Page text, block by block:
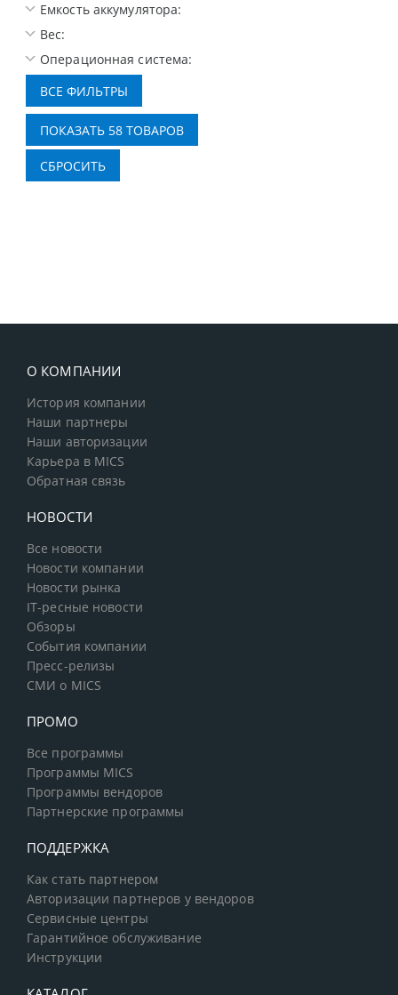
Емкость аккумулятора:
Вес:
Операционная система:
О КОМПАНИИ
История компании
Наши партнеры
Наши авторизации
Карьера в MICS
Обратная связь
НОВОСТИ
Все новости
Новости компании
Новости рынка
IT-ресные новости
Обзоры
События компании
Пресс-релизы
СМИ о MICS
ПРОМО
Все программы
Программы MICS
Программы вендоров
Партнерские программы
ПОДДЕРЖКА
Как стать партнером
Авторизации партнеров у вендоров
Сервисные центры
Гарантийное обслуживание
Инструкции